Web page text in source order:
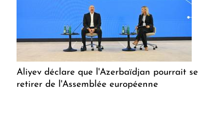
Aliyev déclare que l'Azerbaïdjan pourrait se
retirer de l'Assemblée européenne